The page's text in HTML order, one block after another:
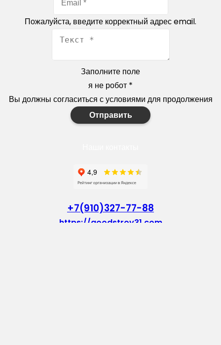
Пожалуйста, введите корректный адрес email.
Заполните поле
я не робот *
Вы должны согласиться с условиями для продолжения
Отправить
+7(910)327-77-88
https://goodstroy31.com